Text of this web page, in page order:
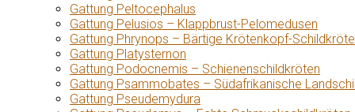
Gattung Peltocephalus
Gattung Pelusios – Klappbrust-Pelomedusen
Gattung Phrynops – Bärtige Krötenkopf-
Gattung Platysternon
Gattung Podocnemis – Schienenschildkröten
Gattung Psammobates – Südafrikanische
Gattung Pseudemydura